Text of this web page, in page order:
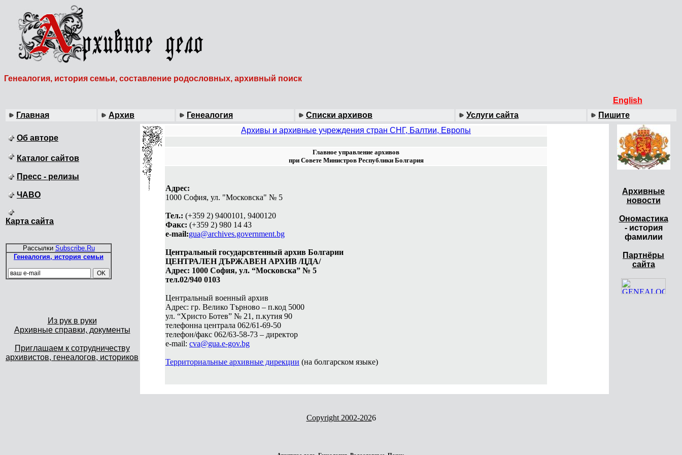
Генеалогия, история семьи, составление родословных, архивный поиск
English
Главная
Архив Генеалогия Списки архивов Услуги сайта Пишите
Об авторе
Каталог сайтов
Пресс - релизы
ЧАВО
Карта сайта
Рассылки Subscribe.Ru
Генеалогия, история семьи
Из рук в руки
Архивные справки, документы
Приглашаем к сотрудничеству
архивистов, генеалогов, историков
Архивы и архивные учреждения стран СНГ, Балтии, Европы
Главное управление архивов
при Совете Министров Республики Болгария
Адрес:
1000 София, ул. "Московска" № 5
Тел.: (+359 2) 9400101, 9400120
Факс: (+359 2) 980 14 43
e-mail:gua@archives.government.bg
Центральный государсвтенный архив Болгарии
ЦЕНТРАЛЕН ДЪРЖАВЕН АРХИВ /ЦДА/
Адрес: 1000 София, ул. “Московска” № 5
тел.02/940 0103
Центральный военный архив
Адрес: гр. Велико Търново – п.код 5000
ул. “Христо Ботев” № 21, п.кутия 90
телефонна централа 062/61-69-50
телефон/факс 062/63-58-73 – директор
e-mail: cva@gua.e-gov.bg
Территориальные архивные дирекции (на болгарском языке)
Архивные
новости
Ономастика
- история
фамилии
Партнёры
сайта
Copyright 2002-2026